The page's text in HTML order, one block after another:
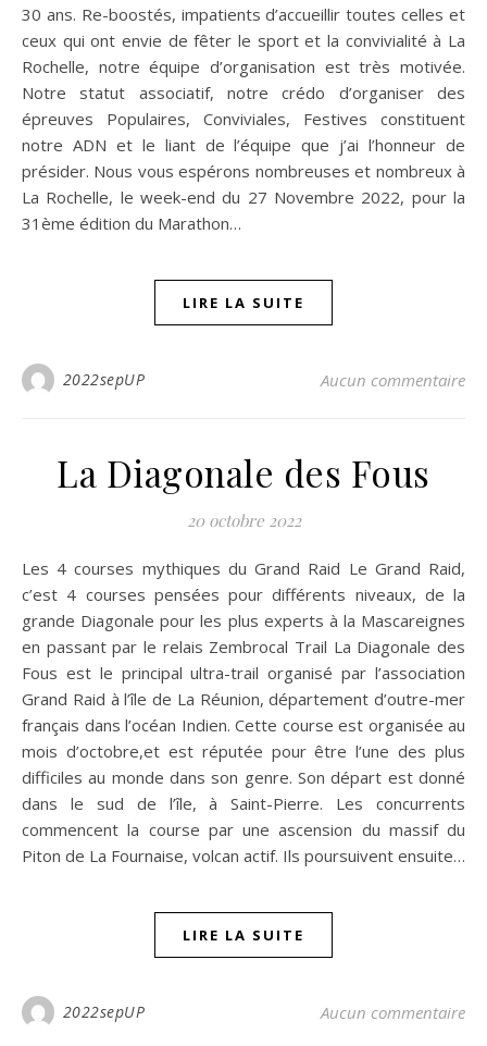
30 ans. Re-boostés, impatients d’accueillir toutes celles et
ceux qui ont envie de fêter le sport et la convivialité à La
Rochelle, notre équipe d’organisation est très motivée.
Notre statut associatif, notre crédo d’organiser des
épreuves Populaires, Conviviales, Festives constituent
notre ADN et le liant de l’équipe que j’ai l’honneur de
présider. Nous vous espérons nombreuses et nombreux à
La Rochelle, le week-end du 27 Novembre 2022, pour la
31ème édition du Marathon…
LIRE LA SUITE
2022sepUP Aucun commentaire
La Diagonale des Fous
20 octobre 2022
Les 4 courses mythiques du Grand Raid Le Grand Raid,
c’est 4 courses pensées pour différents niveaux, de la
grande Diagonale pour les plus experts à la Mascareignes
en passant par le relais Zembrocal Trail La Diagonale des
Fous est le principal ultra-trail organisé par l’association
Grand Raid à l’île de La Réunion, département d’outre-mer
français dans l’océan Indien. Cette course est organisée au
mois d’octobre,et est réputée pour être l’une des plus
difficiles au monde dans son genre. Son départ est donné
dans le sud de l’île, à Saint-Pierre. Les concurrents
commencent la course par une ascension du massif du
Piton de La Fournaise, volcan actif. Ils poursuivent ensuite…
LIRE LA SUITE
2022sepUP Aucun commentaire